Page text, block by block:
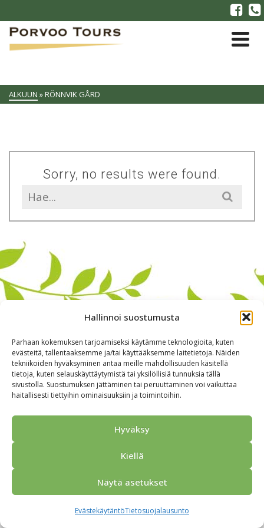
Hallinnoi suostumusta
Parhaan kokemuksen tarjoamiseksi käytämme teknologioita, kuten
evästeitä, tallentaaksemme ja/tai käyttääksemme laitetietoja. Näiden
tekniikoiden hyväksyminen antaa meille mahdollisuuden käsitellä
tietoja, kuten selauskäyttäytymistä tai yksilöllisiä tunnuksia tällä
sivustolla. Suostumuksen jättäminen tai peruuttaminen voi vaikuttaa
haitallisesti tiettyihin ominaisuuksiin ja toimintoihin.
Hyväksy
Kiellä
Näytä asetukset
EvästekäytäntöTietosuojalausunto
ALKUUN »RÖNNVIK GÅRD
Sorry, no results were found.
Search
for:
Alkuun Ryhmille Kokous & Ohjelmat
Yhteistyökumppanit
Tarjouspyyntö
Anna palautetta
Tietosuojaseloste
© 2026 Porvoo Tours - matkanjärjestäjä / FPW